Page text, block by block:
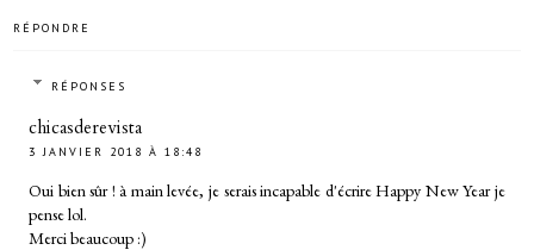
RÉPONDRE
RÉPONSES
chicasderevista
3 JANVIER 2018 À 18:48
Oui bien sûr ! à main levée, je serais incapable d'écrire Happy New Year je
pense lol.
Merci beaucoup :)